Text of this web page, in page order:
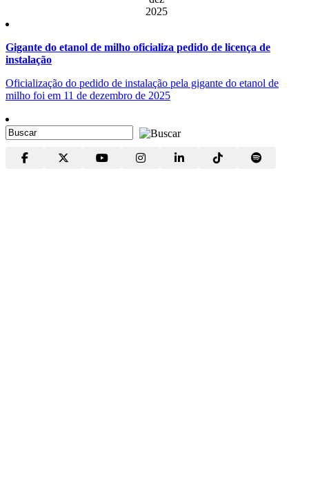
2025
Gigante do etanol de milho oficializa pedido de licença de
instalação
Oficialização do pedido de instalação pela gigante do etanol de
milho foi em 11 de dezembro de 2025